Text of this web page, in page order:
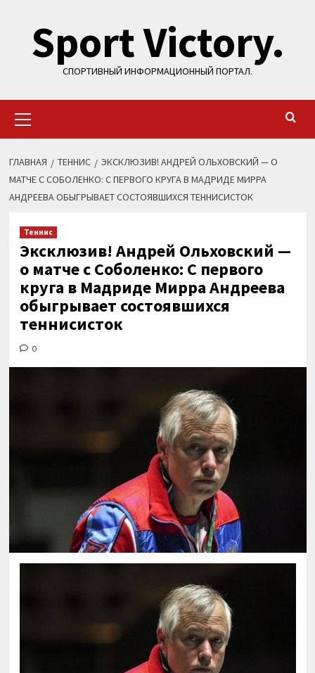
содержимому
Sport Victory.
СПОРТИВНЫЙ ИНФОРМАЦИОННЫЙ ПОРТАЛ.
меню
ГЛАВНАЯ ТЕННИС
ЭКСКЛЮЗИВ! АНДРЕЙ ОЛЬХОВСКИЙ — О
МАТЧЕ С СОБОЛЕНКО: С ПЕРВОГО КРУГА В МАДРИДЕ МИРРА
АНДРЕЕВА ОБЫГРЫВАЕТ СОСТОЯВШИХСЯ ТЕННИСИСТОК
Теннис
Эксклюзив! Андрей Ольховский —
о матче с Соболенко: С первого
круга в Мадриде Мирра Андреева
обыгрывает состоявшихся
теннисисток
0